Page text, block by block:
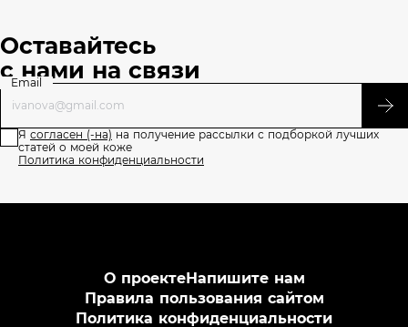
Оставайтесь
с нами на связи
Email
Я согласен (-на) на получение рассылки с подборкой лучших
статей о моей коже
Политика конфиденциальности
О проектеНапишите нам
Правила пользования сайтом
Политика конфиденциальности